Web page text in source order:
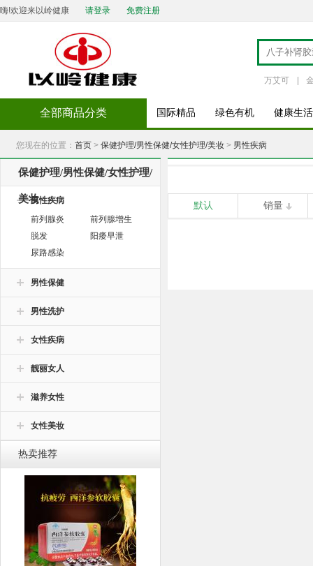
嗨!欢迎来以岭健康 请登录 免费注册
万艾可
全部商品分类 国际精品 绿色有机 健康生活
您现在的位置： 首页 > 保健护理/男性保健/女性护理/美妆 > 男性疾病
保健护理/男性保健/女性护理/
美妆男性疾病
前列腺炎
前列腺增生
脱发
阳痿早泄
尿路感染
男性保健
男性洗护
女性疾病
靓丽女人
滋养女性
女性美妆
热卖推荐
默认 销量